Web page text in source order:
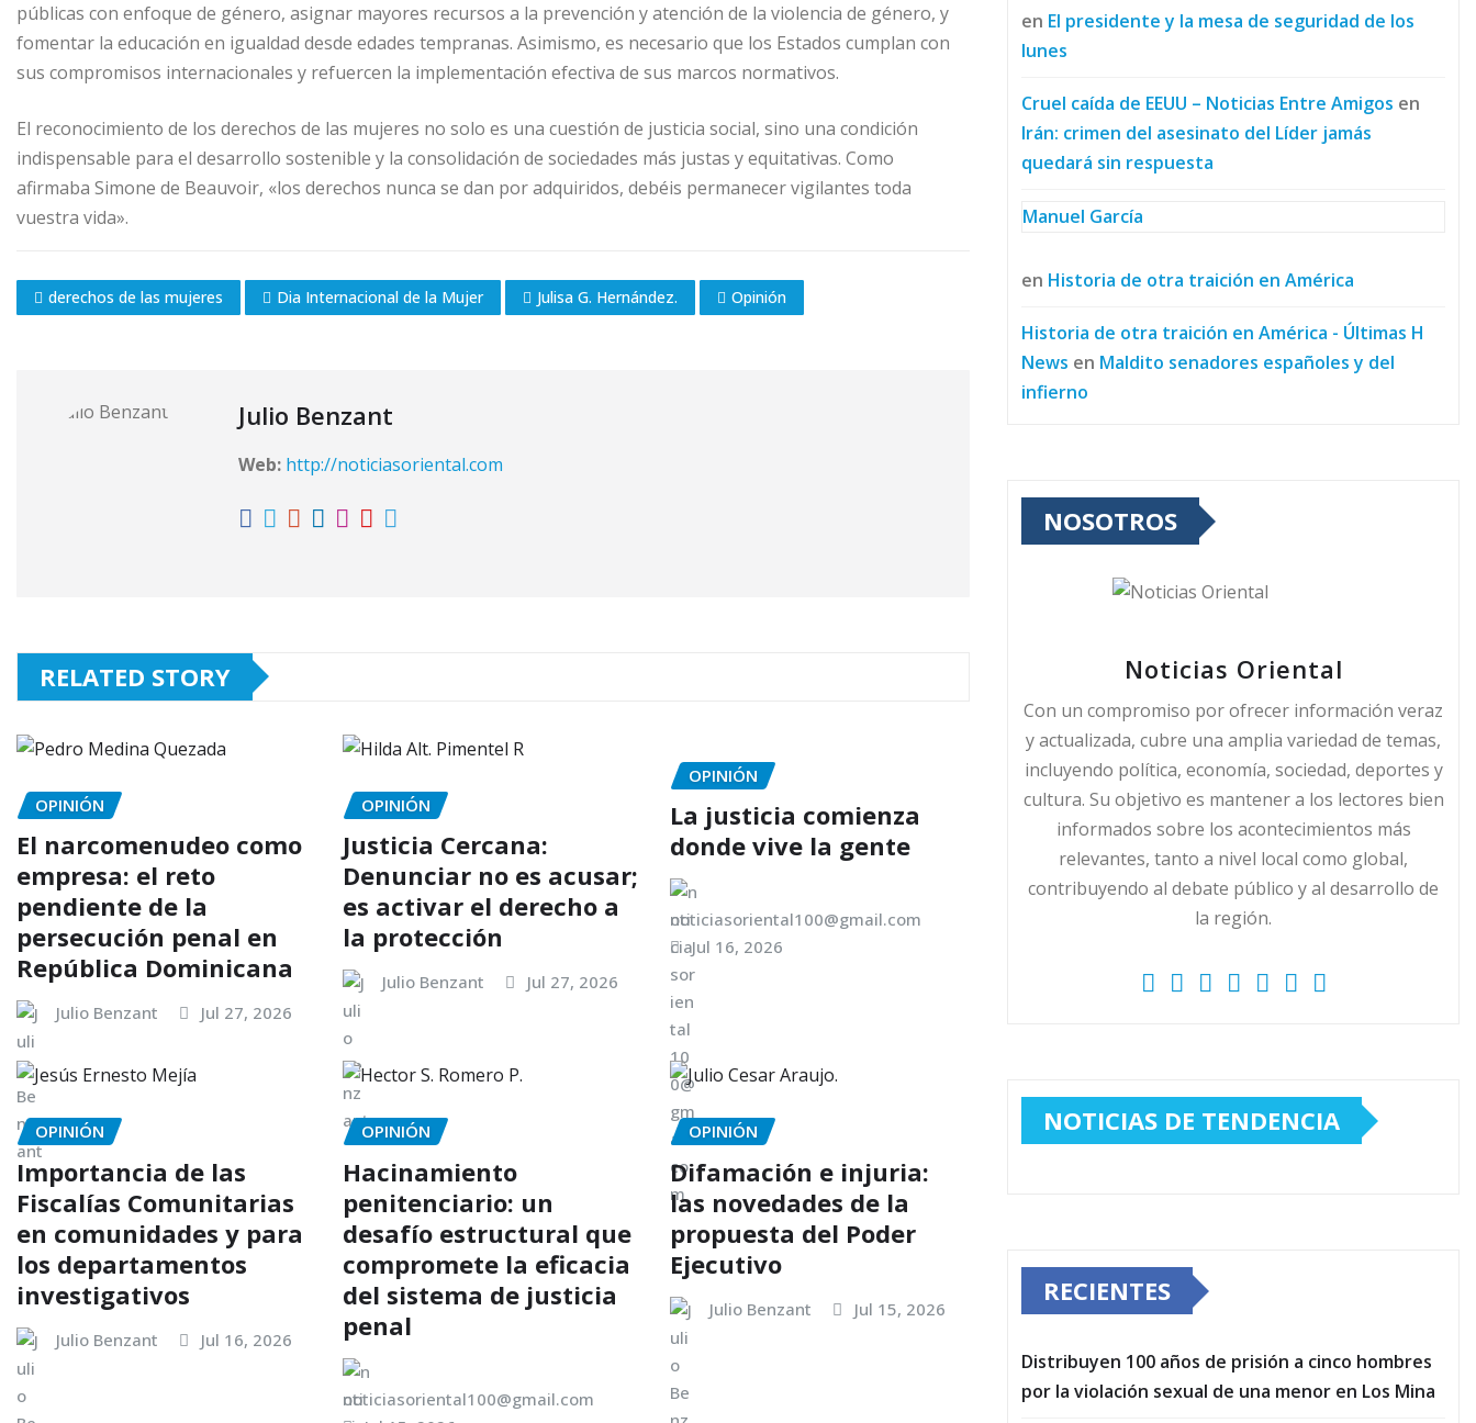
públicas con enfoque de género, asignar mayores recursos a la prevención y atención de la violencia de género, y
fomentar la educación en igualdad desde edades tempranas. Asimismo, es necesario que los Estados cumplan con
sus compromisos internacionales y refuercen la implementación efectiva de sus marcos normativos.
El reconocimiento de los derechos de las mujeres no solo es una cuestión de justicia social, sino una condición
indispensable para el desarrollo sostenible y la consolidación de sociedades más justas y equitativas. Como
afirmaba Simone de Beauvoir, «los derechos nunca se dan por adquiridos, debéis permanecer vigilantes toda
vuestra vida».
derechos de las mujeres Dia Internacional de la Mujer Julisa G. Hernández. Opinión
Julio Benzant
Web: http://noticiasoriental.com
RELATED STORY
OPINIÓN
El narcomenudeo como
empresa: el reto
pendiente de la
persecución penal en
República Dominicana
Julio Benzant Jul 27, 2026
OPINIÓN
Justicia Cercana:
Denunciar no es acusar;
es activar el derecho a
la protección
Julio Benzant Jul 27, 2026
OPINIÓN
La justicia comienza
donde vive la gente
noticiasoriental100@gmail.com
Jul 16, 2026
OPINIÓN
Importancia de las
Fiscalías Comunitarias
en comunidades y para
los departamentos
investigativos
Julio Benzant Jul 16, 2026
OPINIÓN
Hacinamiento
penitenciario: un
desafío estructural que
compromete la eficacia
del sistema de justicia
penal
noticiasoriental100@gmail.com
OPINIÓN
Difamación e injuria:
las novedades de la
propuesta del Poder
Ejecutivo
Julio Benzant Jul 15, 2026
en El presidente y la mesa de seguridad de los
lunes
Cruel caída de EEUU – Noticias Entre Amigos en
Irán: crimen del asesinato del Líder jamás
quedará sin respuesta
Manuel García
en Historia de otra traición en América
Historia de otra traición en América - Últimas H
News en Maldito senadores españoles y del
infierno
NOSOTROS
Noticias Oriental
Con un compromiso por ofrecer información veraz
y actualizada, cubre una amplia variedad de temas,
incluyendo política, economía, sociedad, deportes y
cultura. Su objetivo es mantener a los lectores bien
informados sobre los acontecimientos más
relevantes, tanto a nivel local como global,
contribuyendo al debate público y al desarrollo de
la región.
NOTICIAS DE TENDENCIA
RECIENTES
Distribuyen 100 años de prisión a cinco hombres
por la violación sexual de una menor en Los Mina